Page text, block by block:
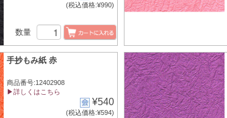
(税込価格:¥990)
数量
手抄もみ紙 赤
商品番号:12402908
▶詳しくはこちら
¥540
(税込価格:¥594)